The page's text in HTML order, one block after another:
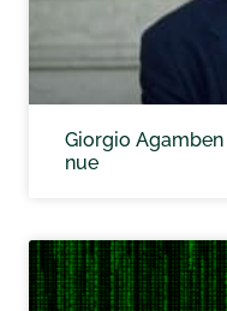
Giorgio Agamben
nue